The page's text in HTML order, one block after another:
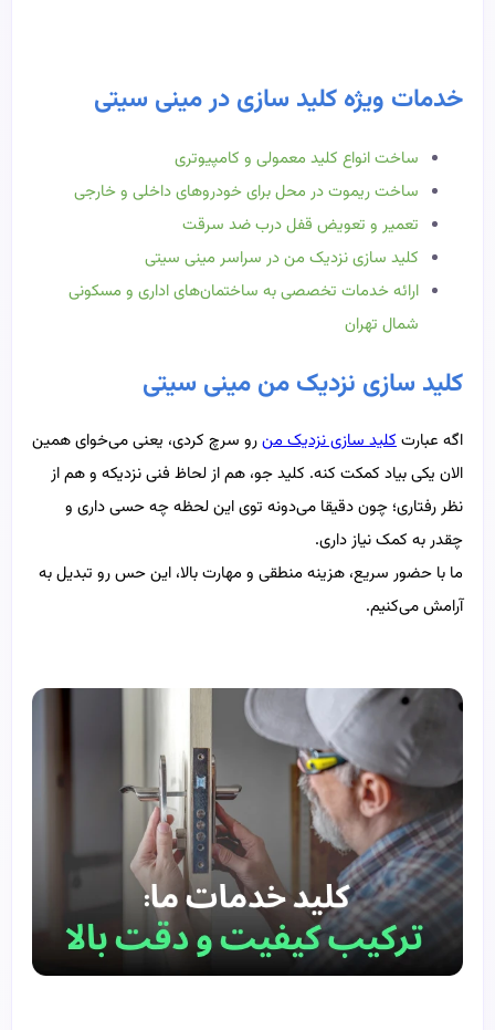
خدمات ویژه کلید سازی در مینی سیتی
ساخت انواع کلید معمولی و کامپیوتری
ساخت ریموت در محل برای خودروهای داخلی و خارجی
تعمیر و تعویض قفل درب ضد سرقت
کلید سازی نزدیک من در سراسر مینی سیتی
ارائه خدمات تخصصی به ساختمان‌های اداری و مسکونی
شمال تهران
کلید سازی نزدیک من مینی سیتی
اگه عبارتکلید سازی نزدیک منرو سرچ کردی، یعنی می‌خوای همین
الان یکی بیاد کمکت کنه. کلید جو، هم از لحاظ فنی نزدیکه و هم از
نظر رفتاری؛ چون دقیقا می‌دونه توی این لحظه چه حسی داری و
چقدر به کمک نیاز داری.
ما با حضور سریع، هزینه منطقی و مهارت بالا، این حس رو تبدیل به
آرامش می‌کنیم.